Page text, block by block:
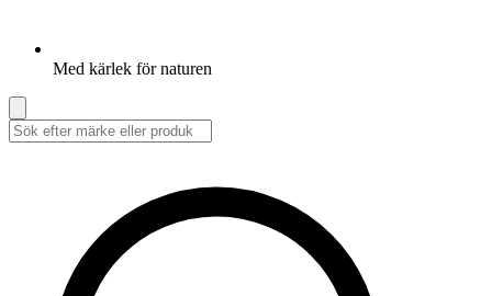
Med kärlek för naturen